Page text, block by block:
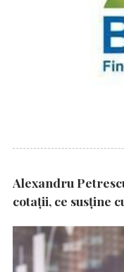
Alexandru
cotații, ce susține